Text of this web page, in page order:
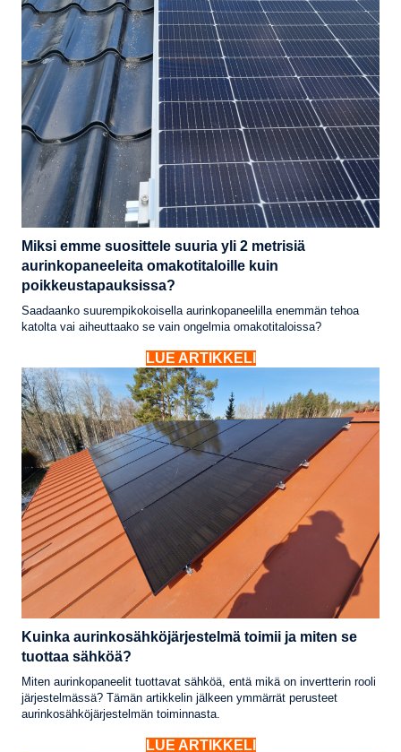
Miksi emme suosittele suuria yli 2 metrisiä
aurinkopaneeleita omakotitaloille kuin
poikkeustapauksissa?
Saadaanko suurempikokoisella aurinkopaneelilla enemmän tehoa
katolta vai aiheuttaako se vain ongelmia omakotitaloissa?
LUE ARTIKKELI
Kuinka aurinkosähköjärjestelmä toimii ja miten se
tuottaa sähköä?
Miten aurinkopaneelit tuottavat sähköä, entä mikä on invertterin rooli
järjestelmässä? Tämän artikkelin jälkeen ymmärrät perusteet
aurinkosähköjärjestelmän toiminnasta.
LUE ARTIKKELI